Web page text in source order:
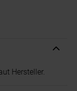
Hersteller.